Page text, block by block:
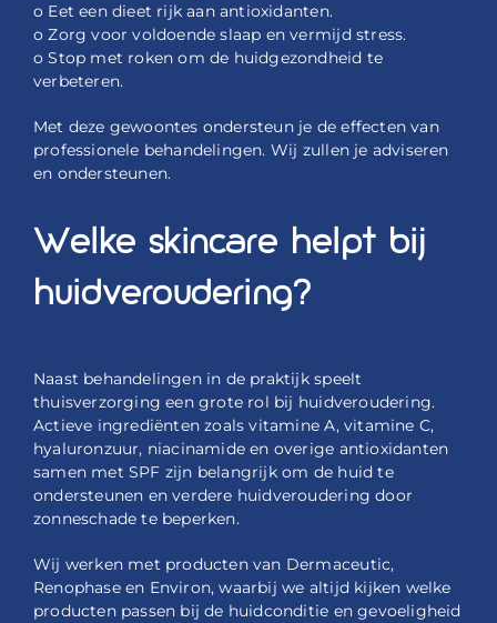
o Eet een dieet rijk aan antioxidanten.
o Zorg voor voldoende slaap en vermijd stress.
o Stop met roken om de huidgezondheid te
verbeteren.
Met deze gewoontes ondersteun je de effecten van
professionele behandelingen. Wij zullen je adviseren
en ondersteunen.
Welke skincare helpt bij
huidveroudering?
Naast behandelingen in de praktijk speelt
thuisverzorging een grote rol bij huidveroudering.
Actieve ingrediënten zoals vitamine A, vitamine C,
hyaluronzuur, niacinamide en overige antioxidanten
samen met SPF zijn belangrijk om de huid te
ondersteunen en verdere huidveroudering door
zonneschade te beperken.
Wij werken met producten van Dermaceutic,
Renophase en Environ, waarbij we altijd kijken welke
producten passen bij de huidconditie en gevoeligheid